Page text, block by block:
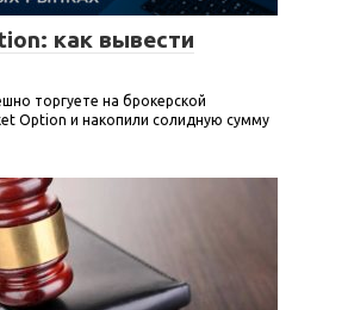
как вывести
торгуете на брокерской
Option и накопили солидную сумму